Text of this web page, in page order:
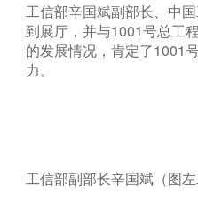
工信部辛国斌副部长、中
到展厅，并与1001号总工
的发展情况，肯定了1001
力。
工信部副部长辛国斌（图